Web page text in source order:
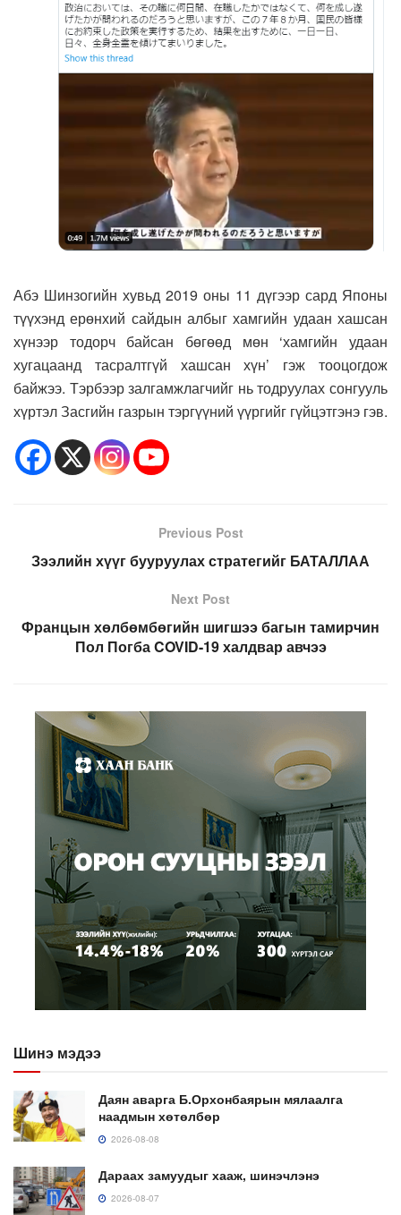
Абэ Шинзогийн хувьд 2019 оны 11 дүгээр сард Японы
түүхэнд ерөнхий сайдын албыг хамгийн удаан хашсан
хүнээр тодорч байсан бөгөөд мөн ‘хамгийн удаан
хугацаанд тасралтгүй хашсан хүн’ гэж тооцогдож
байжээ. Тэрбээр залгамжлагчийг нь тодруулах сонгууль
хүртэл Засгийн газрын тэргүүний үүргийг гүйцэтгэнэ гэв.
Previous Post
Зээлийн хүүг бууруулах стратегийг БАТАЛЛАА
Next Post
Францын хөлбөмбөгийн шигшээ багын тамирчин
Пол Погба COVID-19 халдвар авчээ
Шинэ мэдээ
Даян аварга Б.Орхонбаярын мялаалга
наадмын хөтөлбөр
2026-08-08
Дараах замуудыг хааж, шинэчлэнэ
2026-08-07